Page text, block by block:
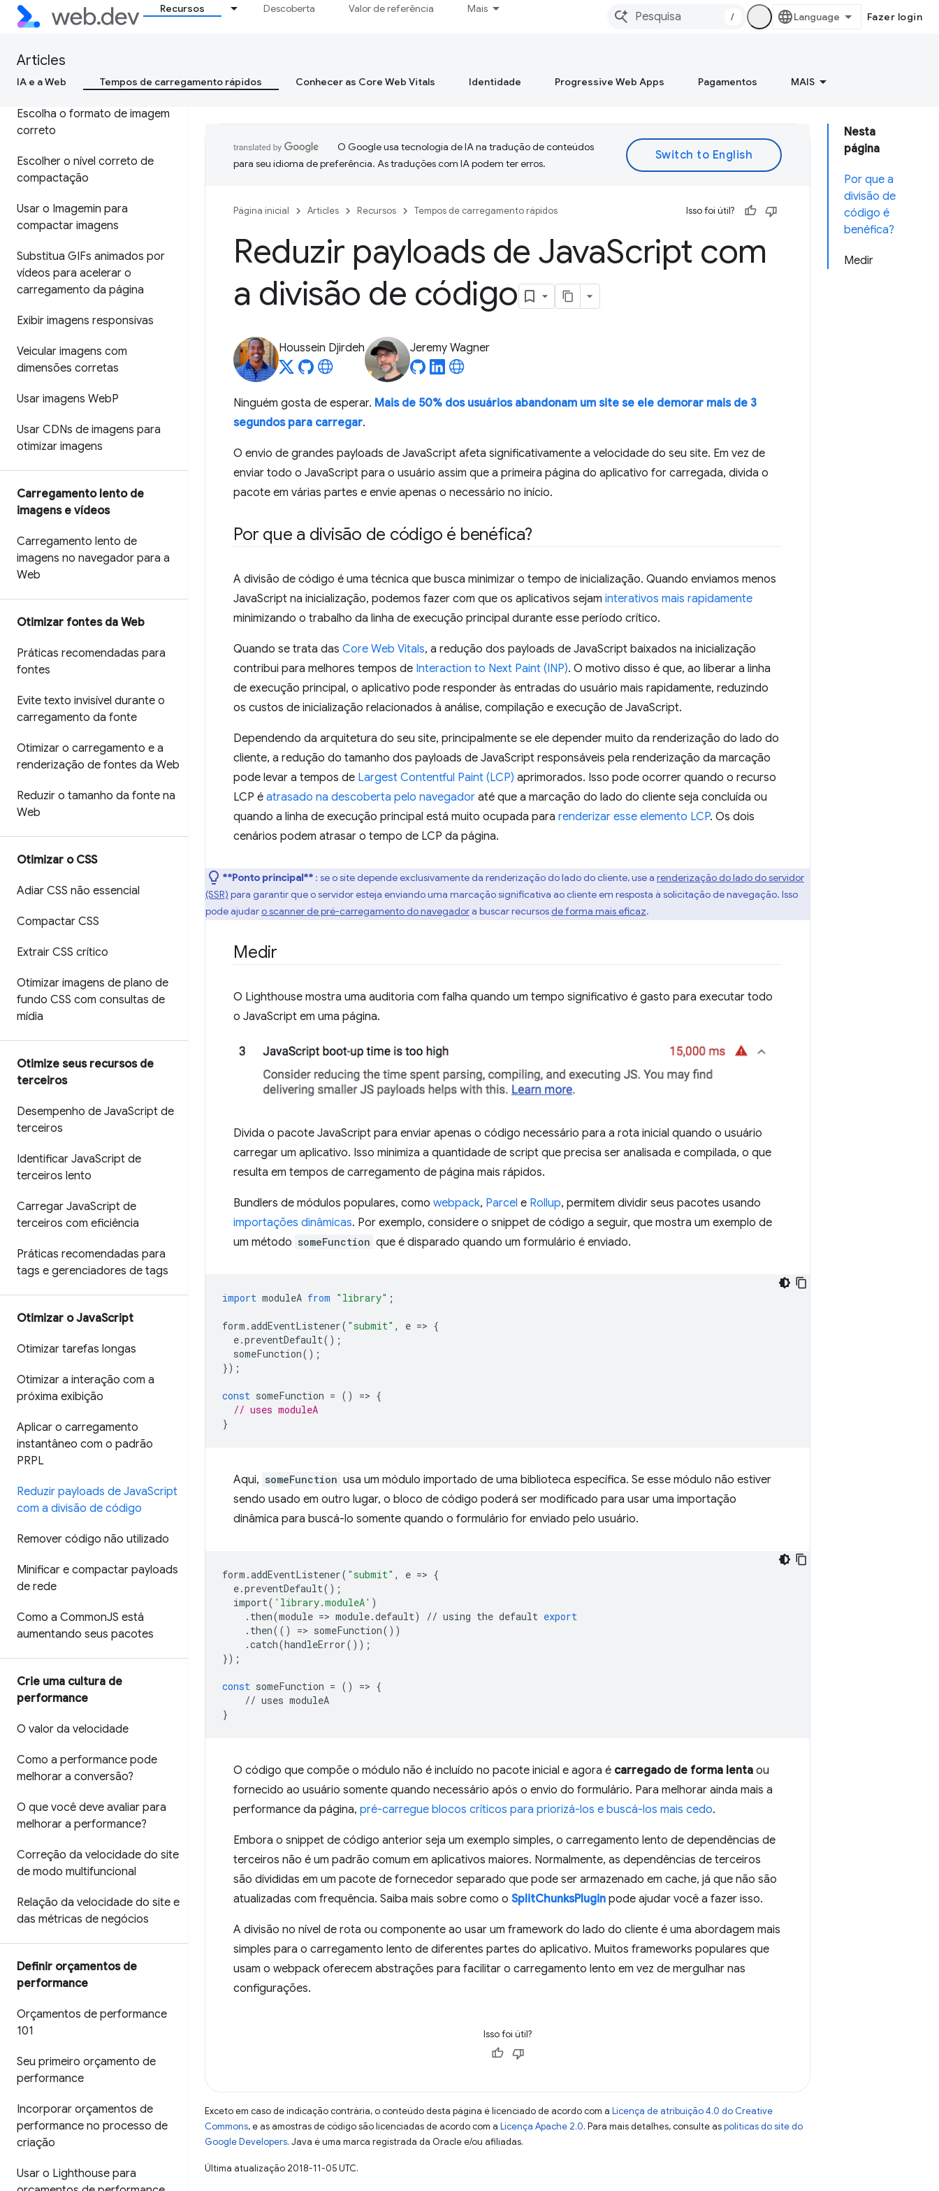
Recursos Descoberta Valor de referência Mais
/ Fazer login
Articles
IA e a Web Tempos de carregamento rápidos Conhecer as Core Web Vitals Identidade Progressive Web Apps Pagamentos MAIS
Veiculação adaptável com base
Otimizar suas imagens
Escolha o formato de imagem
correto
Escolher o nível correto de
compactação
Usar o Imagemin para
compactar imagens
Substitua GIFs animados por
vídeos para acelerar o
carregamento da página
Exibir imagens responsivas
Veicular imagens com
dimensões corretas
Usar imagens WebP
Usar CDNs de imagens para
otimizar imagens
Carregamento lento de
imagens e vídeos
Carregamento lento de
imagens no navegador para a
Web
Otimizar fontes da Web
Práticas recomendadas para
fontes
Evite texto invisível durante o
carregamento da fonte
Otimizar o carregamento e a
renderização de fontes da Web
Reduzir o tamanho da fonte na
Web
Otimizar o CSS
Adiar CSS não essencial
Compactar CSS
Extrair CSS crítico
Otimizar imagens de plano de
fundo CSS com consultas de
mídia
Otimize seus recursos de
terceiros
Desempenho de JavaScript de
terceiros
Identificar JavaScript de
terceiros lento
Carregar JavaScript de
terceiros com eficiência
Práticas recomendadas para
tags e gerenciadores de tags
Otimizar o JavaScript
Otimizar tarefas longas
Otimizar a interação com a
próxima exibição
Aplicar o carregamento
instantâneo com o padrão
PRPL
Reduzir payloads de JavaScript
com a divisão de código
Remover código não utilizado
Minificar e compactar payloads
de rede
Como a CommonJS está
aumentando seus pacotes
Crie uma cultura de
performance
O valor da velocidade
Como a performance pode
melhorar a conversão?
O que você deve avaliar para
melhorar a performance?
Correção da velocidade do site
de modo multifuncional
Relação da velocidade do site e
das métricas de negócios
Definir orçamentos de
performance
Orçamentos de performance
101
Seu primeiro orçamento de
performance
Incorporar orçamentos de
performance no processo de
criação
Usar o Lighthouse para
Nesta
página
Por que a
divisão de
código é
benéfica?
Medir
O Google usa tecnologia de IA na tradução de conteúdos
para seu idioma de preferência. As traduções com IA podem ter erros.
Página inicial Articles Recursos Tempos de carregamento rápidos Isso foi útil?
Reduzir payloads de JavaScript com
a divisão de código
Houssein Djirdeh Jeremy Wagner
Ninguém gosta de esperar. Mais de 50% dos usuários abandonam um site se ele demorar mais de 3
segundos para carregar.
O envio de grandes payloads de JavaScript afeta significativamente a velocidade do seu site. Em vez de
enviar todo o JavaScript para o usuário assim que a primeira página do aplicativo for carregada, divida o
pacote em várias partes e envie apenas o necessário no início.
Por que a divisão de código é benéfica?
A divisão de código é uma técnica que busca minimizar o tempo de inicialização. Quando enviamos menos
JavaScript na inicialização, podemos fazer com que os aplicativos sejam interativos mais rapidamente
minimizando o trabalho da linha de execução principal durante esse período crítico.
Quando se trata das Core Web Vitals, a redução dos payloads de JavaScript baixados na inicialização
contribui para melhores tempos de Interaction to Next Paint (INP). O motivo disso é que, ao liberar a linha
de execução principal, o aplicativo pode responder às entradas do usuário mais rapidamente, reduzindo
os custos de inicialização relacionados à análise, compilação e execução de JavaScript.
Dependendo da arquitetura do seu site, principalmente se ele depender muito da renderização do lado do
cliente, a redução do tamanho dos payloads de JavaScript responsáveis pela renderização da marcação
pode levar a tempos de Largest Contentful Paint (LCP) aprimorados. Isso pode ocorrer quando o recurso
LCP é atrasado na descoberta pelo navegador até que a marcação do lado do cliente seja concluída ou
quando a linha de execução principal está muito ocupada para renderizar esse elemento LCP. Os dois
cenários podem atrasar o tempo de LCP da página.
**Ponto principal** : se o site depende exclusivamente da renderização do lado do cliente, use a renderização do lado do servidor
(SSR) para garantir que o servidor esteja enviando uma marcação significativa ao cliente em resposta à solicitação de navegação. Isso
pode ajudaro scanner de pré-carregamento do navegadora buscar recursosde forma mais eficaz.
Medir
O Lighthouse mostra uma auditoria com falha quando um tempo significativo é gasto para executar todo
o JavaScript em uma página.
Divida o pacote JavaScript para enviar apenas o código necessário para a rota inicial quando o usuário
carregar um aplicativo. Isso minimiza a quantidade de script que precisa ser analisada e compilada, o que
resulta em tempos de carregamento de página mais rápidos.
Bundlers de módulos populares, como webpack, Parcel e Rollup, permitem dividir seus pacotes usando
importações dinâmicas. Por exemplo, considere o snippet de código a seguir, que mostra um exemplo de
um método someFunction que é disparado quando um formulário é enviado.
import moduleA from "library" ;
form .addEventListener( "submit" , e => {
e.preventDefault();
someFunction();
});
const someFunction = () => {
// uses moduleA
}
Aqui, someFunction usa um módulo importado de uma biblioteca específica. Se esse módulo não estiver
sendo usado em outro lugar, o bloco de código poderá ser modificado para usar uma importação
dinâmica para buscá-lo somente quando o formulário for enviado pelo usuário.
form .addEventListener( "submit" , e => {
e.preventDefault();
import( 'library.moduleA' )
. then(module => module.default) // using the default export
. then(() => someFunction())
.catch(handleError());
});
const someFunction = () => {
// uses moduleA
}
O código que compõe o módulo não é incluído no pacote inicial e agora é carregado de forma lenta ou
fornecido ao usuário somente quando necessário após o envio do formulário. Para melhorar ainda mais a
performance da página, pré-carregue blocos críticos para priorizá-los e buscá-los mais cedo.
Embora o snippet de código anterior seja um exemplo simples, o carregamento lento de dependências de
terceiros não é um padrão comum em aplicativos maiores. Normalmente, as dependências de terceiros
são divididas em um pacote de fornecedor separado que pode ser armazenado em cache, já que não são
atualizadas com frequência. Saiba mais sobre como o SplitChunksPlugin pode ajudar você a fazer isso.
A divisão no nível de rota ou componente ao usar um framework do lado do cliente é uma abordagem mais
simples para o carregamento lento de diferentes partes do aplicativo. Muitos frameworks populares que
usam o webpack oferecem abstrações para facilitar o carregamento lento em vez de mergulhar nas
configurações.
Isso foi útil?
Exceto em caso de indicação contrária, o conteúdo desta página é licenciado de acordo com a Licença de atribuição 4.0 do Creative
Commons, e as amostras de código são licenciadas de acordo com a Licença Apache 2.0. Para mais detalhes, consulte aspolíticas do site do
Google Developers. Java é uma marca registrada da Oracle e/ou afiliadas.
Última atualização 2018-11-05 UTC.